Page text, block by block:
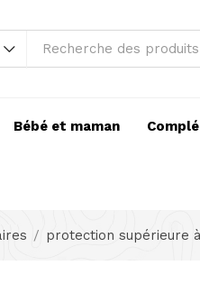
Bébé et maman
protection supérieure